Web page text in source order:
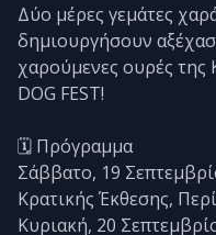
Δύο μέρες γεμάτες
δημιουργήσουν
χαρούμενες ουρές
DOG FEST!
🗓️ Πρόγραμμα
Σάββατο, 19
Κρατικής Έκθεσης,
Κυριακή, 20